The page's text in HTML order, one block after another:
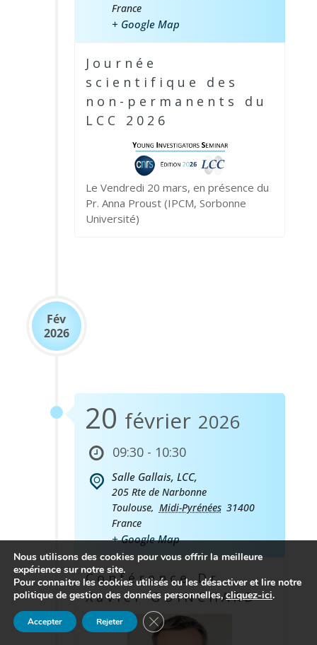
France
+ Google Map
Journée
scientifique des
non-permanents du
LCC 2026
Le Vendredi 20 mars, en présence du
Pr. Anna Proust (IPCM, Sorbonne
Université)
Fév
2026
20 février 2026
09:30 - 10:30
Salle Gallais, LCC,
205 Rte de Narbonne
Toulouse, Midi-Pyrénées 31400
France
+ Google Map
Conférence Dr
Xavier GUINCHARD
Nous utilisons des cookies pour vous offrir la meilleure
expérience sur notre site.
Pour connaitre les cookies utilisés ou les désactiver et lire notre
politique de gestion des données personnelles,cliquez-ici.
Accepter Rejeter Fermer la bannière des cookies